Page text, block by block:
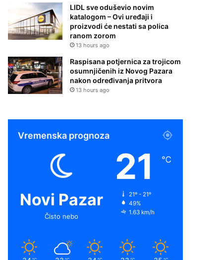
LIDL sve oduševio novim
katalogom – Ovi uređaji i
proizvodi će nestati sa polica
ranom zorom
13 hours ago
Raspisana potjernica za trojicom
osumnjičenih iz Novog Pazara
nakon određivanja pritvora
13 hours ago
Vremenska prognoza
Novi Pazar
Čisto nebo
21 ℃
21º - 21º
49%
1.63 km/h